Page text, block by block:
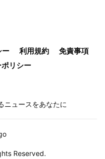
ー 利用規約
免責事項
リシー
ニュースをあなたに
Reserved.